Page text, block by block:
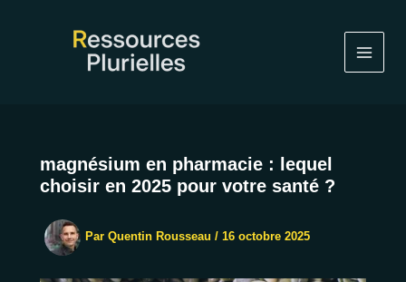
magnésium en pharmacie : lequel
choisir en 2025 pour votre santé ?
Par Quentin Rousseau / 16 octobre 2025